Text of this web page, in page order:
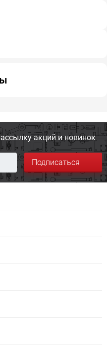
акций и новинок
Подписаться